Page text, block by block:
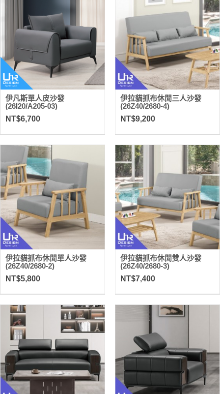
伊凡斯單人皮沙發
(26I20/A205-03)
NT$6,700
伊拉貓抓布休閒三人沙發
(26Z40/2680-4)
NT$9,200
伊拉貓抓布休閒單人沙發
(26Z40/2680-2)
NT$5,800
伊拉貓抓布休閒雙人沙發
(26Z40/2680-3)
NT$7,400